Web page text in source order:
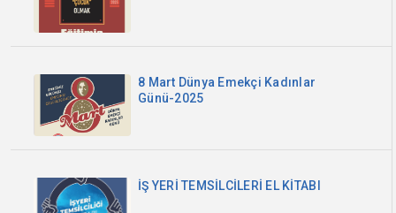
8 Mart Dünya Emekçi Kadınlar
Günü-2025
İŞ YERİ TEMSİLCİLERİ EL KİTABI